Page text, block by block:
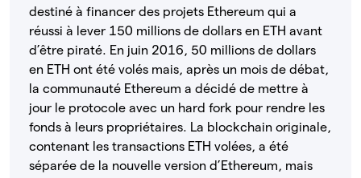
destiné à financer des projets Ethereum qui a
réussi à lever 150 millions de dollars en ETH avant
d’être piraté. En juin 2016, 50 millions de dollars
en ETH ont été volés mais, après un mois de débat,
la communauté Ethereum a décidé de mettre à
jour le protocole avec un hard fork pour rendre les
fonds à leurs propriétaires. La blockchain originale,
contenant les transactions ETH volées, a été
séparée de la nouvelle version d’Ethereum, mais